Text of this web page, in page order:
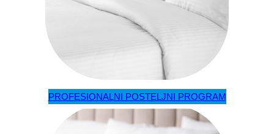
PROFESIONALNI POSTELJNI PROGRAM